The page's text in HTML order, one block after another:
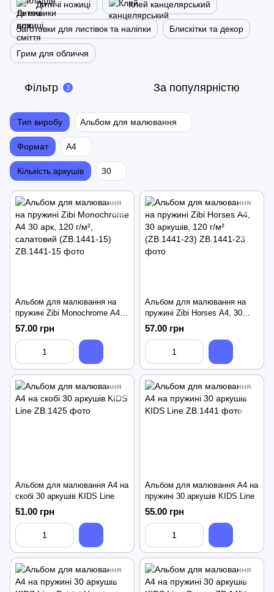
Дитячі ножиці Клей канцелярський
Заготовки для листівок та наліпки Блискітки та декор
Грим для обличчя
Фільтр 3 За популярністю
Тип виробу Альбом для малювання
Формат А4
Кількість аркушів 30
Альбом для малювання на
пружині Zibi Monochrome А4
30 арк, 120 г/м², салатовий
(ZB.1441-15)
57.00 грн
Альбом для малювання на
пружині Zibi Horses А4, 30
аркушів, 120 г/м² (ZB.1441-23)
57.00 грн
Альбом для малювання А4 на
скобі 30 аркушів KIDS Line
51.00 грн
Альбом для малювання А4 на
пружині 30 аркушів KIDS Line
55.00 грн